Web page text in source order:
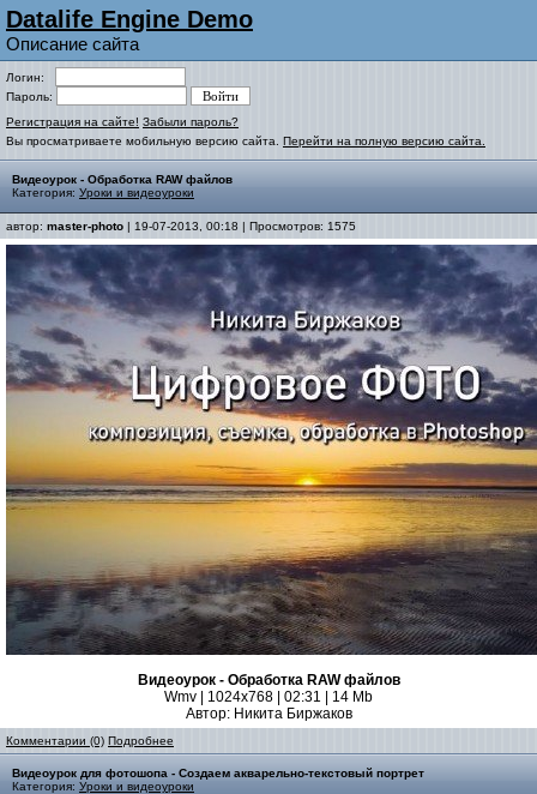
Datalife Engine Demo
Описание сайта
Логин:
Пароль:
Регистрация на сайте! Забыли пароль?
Вы просматриваете мобильную версию сайта. Перейти на полную версию сайта.
Видеоурок - Обработка RAW файлов
Категория: Уроки и видеоуроки
автор: master-photo | 19-07-2013, 00:18 | Просмотров: 1575
Видеоурок - Обработка RAW файлов
Wmv | 1024x768 | 02:31 | 14 Mb
Автор: Никита Биржаков
Комментарии (0) Подробнее
Видеоурок для фотошопа - Создаем акварельно-текстовый портрет
Категория: Уроки и видеоуроки